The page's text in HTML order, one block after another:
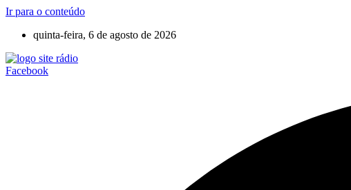
Ir para o conteúdo
quinta-feira, 6 de agosto de 2026
Facebook